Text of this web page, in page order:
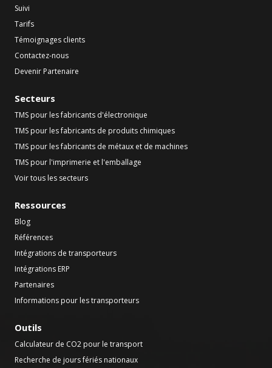
Suivi
Tarifs
Témoignages clients
Contactez-nous
Devenir Partenaire
Secteurs
TMS pour les fabricants d'électronique
TMS pour les fabricants de produits chimiques
TMS pour les fabricants de métaux et de machines
TMS pour l'imprimerie et l'emballage
Voir tous les secteurs
Ressources
Blog
Références
Intégrations de transporteurs
Intégrations ERP
Partenaires
Informations pour les transporteurs
Outils
Calculateur de CO2 pour le transport
Recherche de jours fériés nationaux